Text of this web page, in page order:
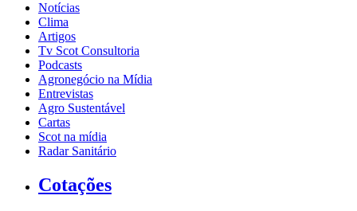
Notícias
Clima
Artigos
Tv Scot Consultoria
Podcasts
Agronegócio na Mídia
Entrevistas
Agro Sustentável
Cartas
Scot na mídia
Radar Sanitário
Cotações